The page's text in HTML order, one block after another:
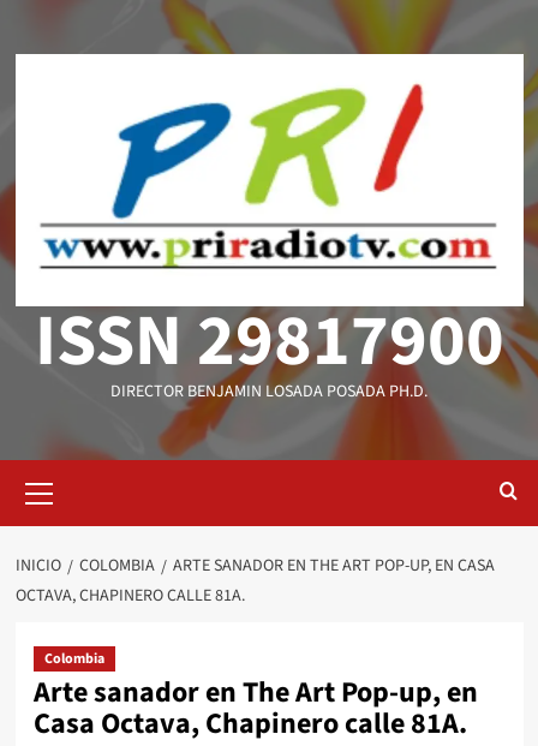
ISSN 29817900
DIRECTOR BENJAMIN LOSADA POSADA PH.D.
primario
INICIO COLOMBIA
ARTE SANADOR EN THE ART POP-UP, EN CASA
OCTAVA, CHAPINERO CALLE 81A.
Colombia
Arte sanador en The Art Pop-up, en
Casa Octava, Chapinero calle 81A.